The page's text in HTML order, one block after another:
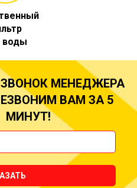
воды
МЕНЕДЖЕРА
ВАМ ЗА 5
МИНУТ!